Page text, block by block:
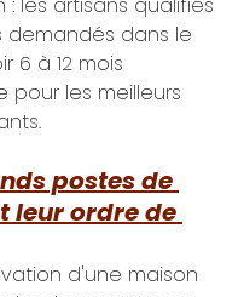
demandés dans le
6 à 12 mois
pour les meilleurs
postes de
leur ordre de
d'une maison